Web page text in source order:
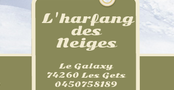
L'harfang
des
Neiges
Le Galaxy
74260 Les Gets
0450758189